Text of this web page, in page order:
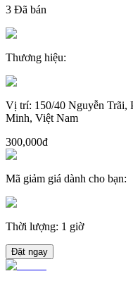
3 Đã bán
Thương hiệu:
Vị trí: 150/40 Nguyễn Trãi,
Minh, Việt Nam
300,000đ
Mã giảm giá dành cho bạn:
Thời lượng: 1 giờ
Đặt ngay